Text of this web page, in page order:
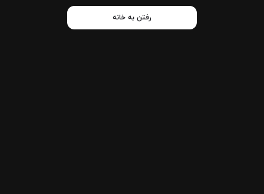
رفتن به خانه